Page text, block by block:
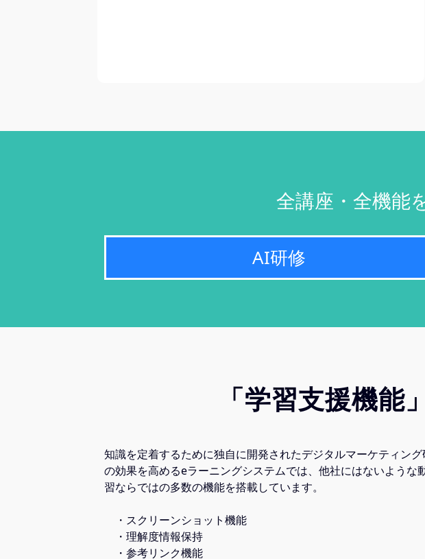
全講座・全機能
AI研修
「学習支援機
知識を定着するために独自に開発されたデジタルマーケティング
の効果を高めるeラーニングシステムでは、他社にはないような
習ならではの多数の機能を搭載しています。
・スクリーンショット機能
・理解度情報保持
・参考リンク機能